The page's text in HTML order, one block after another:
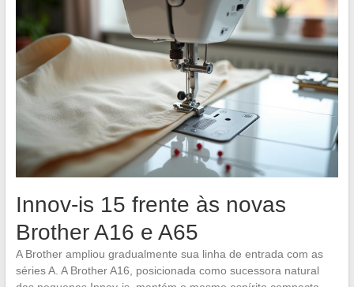
Innov-is 15 frente às novas
Brother A16 e A65
A Brother ampliou gradualmente sua linha de entrada com as
séries A. A Brother A16, posicionada como sucessora natural